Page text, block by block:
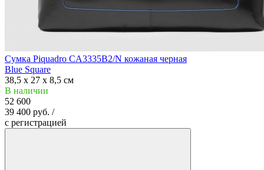
Сумка Piquadro CA3335B2/N кожаная черная
Blue Square
38,5 x 27 x 8,5 см
В наличии
52 600
39 400 руб. /
c регистрацией